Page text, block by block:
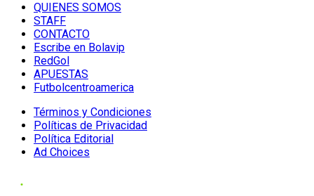
QUIENES SOMOS
STAFF
CONTACTO
Escribe en Bolavip
RedGol
APUESTAS
Futbolcentroamerica
Términos y Condiciones
Políticas de Privacidad
Política Editorial
Ad Choices